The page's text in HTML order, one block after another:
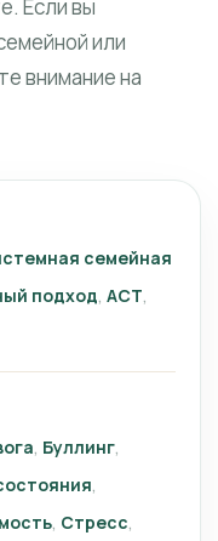
Если вы
или
внимание на
семейная
подход ACT
Буллинг
Стресс